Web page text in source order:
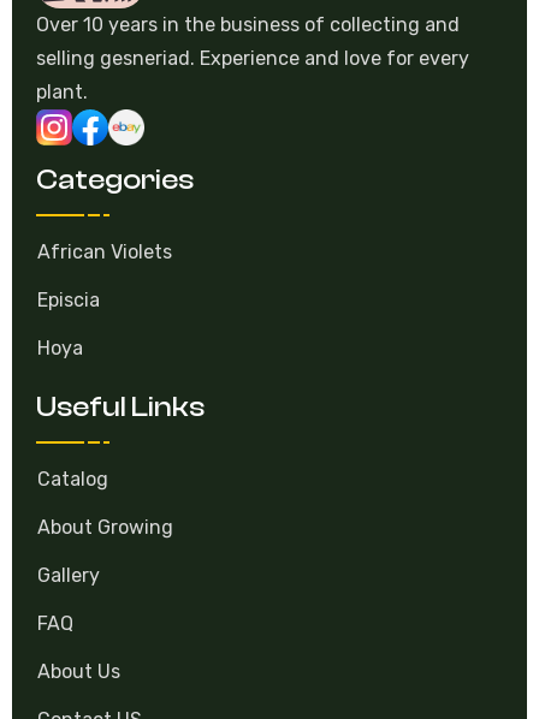
Over 10 years in the business of collecting and
selling gesneriad. Experience and love for every
plant.
Categories
African Violets
Episcia
Hoya
Useful Links
Catalog
About Growing
Gallery
FAQ
About Us